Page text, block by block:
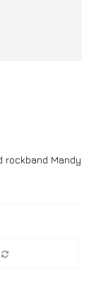
rockband Mandy